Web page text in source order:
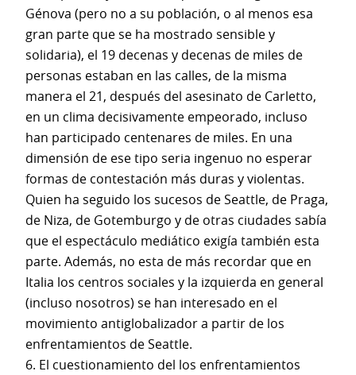
Génova (pero no a su población, o al menos esa
gran parte que se ha mostrado sensible y
solidaria), el 19 decenas y decenas de miles de
personas estaban en las calles, de la misma
manera el 21, después del asesinato de Carletto,
en un clima decisivamente empeorado, incluso
han participado centenares de miles. En una
dimensión de ese tipo seria ingenuo no esperar
formas de contestación más duras y violentas.
Quien ha seguido los sucesos de Seattle, de Praga,
de Niza, de Gotemburgo y de otras ciudades sabía
que el espectáculo mediático exigía también esta
parte. Además, no esta de más recordar que en
Italia los centros sociales y la izquierda en general
(incluso nosotros) se han interesado en el
movimiento antiglobalizador a partir de los
enfrentamientos de Seattle.
6. El cuestionamiento del los enfrentamientos